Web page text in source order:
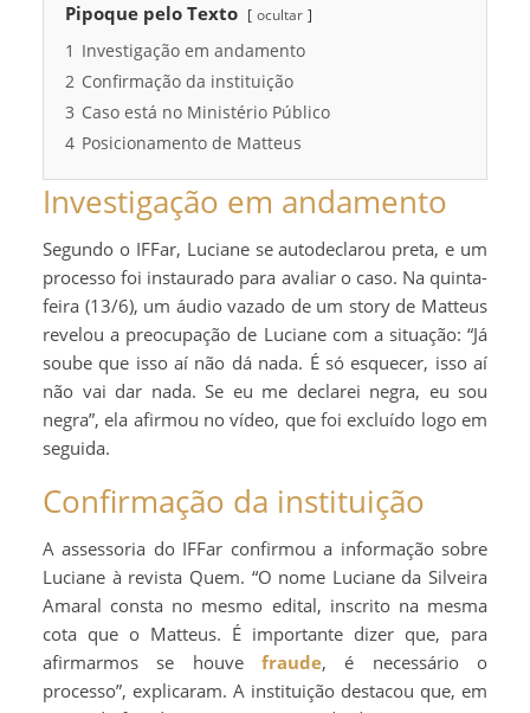
Pipoque pelo Texto ocultar
1 Investigação em andamento
2 Confirmação da instituição
3 Caso está no Ministério Público
4 Posicionamento de Matteus
Investigação em andamento
Segundo o IFFar, Luciane se autodeclarou preta, e um
processo foi instaurado para avaliar o caso. Na quinta-
feira (13/6), um áudio vazado de um story de Matteus
revelou a preocupação de Luciane com a situação: “Já
soube que isso aí não dá nada. É só esquecer, isso aí
não vai dar nada. Se eu me declarei negra, eu sou
negra”, ela afirmou no vídeo, que foi excluído logo em
seguida.
Confirmação da instituição
A assessoria do IFFar confirmou a informação sobre
Luciane à revista Quem. “O nome Luciane da Silveira
Amaral consta no mesmo edital, inscrito na mesma
cota que o Matteus. É importante dizer que, para
afirmarmos se houve fraude, é necessário o
processo”, explicaram. A instituição destacou que, em